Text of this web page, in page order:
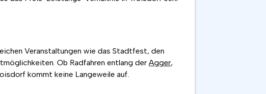
Veranstaltungen wie das Stadtfest, den
Ob Radfahren entlang der Agger,
kommt keine Langeweile auf.